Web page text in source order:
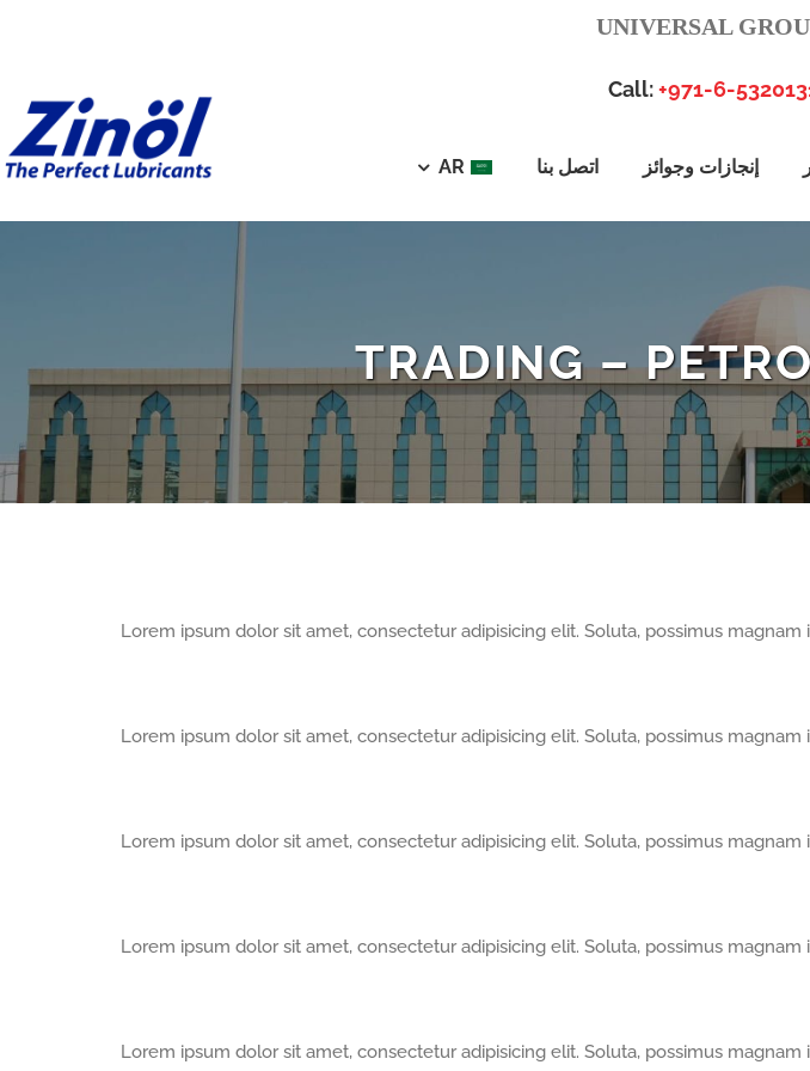
UNIVERSAL
Call:+971-6-
إنجازات وجوائز اتصل بنا AR
TRADING –
Lorem ipsum dolor sit amet, consectetur adipisicing elit. Soluta, possimus
Lorem ipsum dolor sit amet, consectetur adipisicing elit. Soluta, possimus
Lorem ipsum dolor sit amet, consectetur adipisicing elit. Soluta, possimus
Lorem ipsum dolor sit amet, consectetur adipisicing elit. Soluta, possimus
Lorem ipsum dolor sit amet, consectetur adipisicing elit. Soluta, possimus